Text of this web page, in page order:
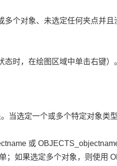
个对象、未选定任何夹点并
态时，在绘图区域中单击右键）
当选定一个或多个特定对象类
或
；如果选定多个对象，则使用